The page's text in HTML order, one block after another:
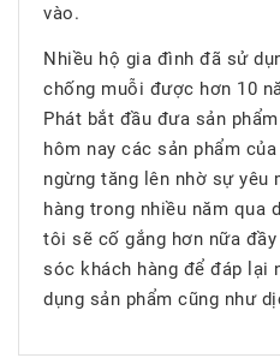
vào.
Nhiều hộ gia đình đã sử
chống muỗi được hơn 10
Phát bắt đầu đưa sản
hôm nay các sản phẩm
ngừng tăng lên nhờ sự yêu
hàng trong nhiều năm qua
tôi sẽ cố gắng hơn nữa
sóc khách hàng để đáp lại
dụng sản phẩm cũng như